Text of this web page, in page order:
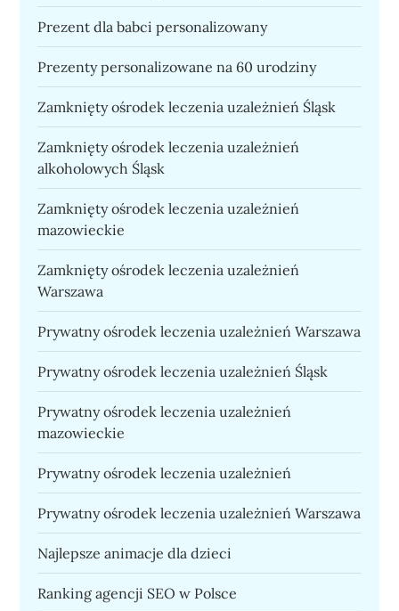
Prezent dla babci personalizowany
Prezenty personalizowane na 60 urodziny
Zamknięty ośrodek leczenia uzależnień Śląsk
Zamknięty ośrodek leczenia uzależnień
alkoholowych Śląsk
Zamknięty ośrodek leczenia uzależnień
mazowieckie
Zamknięty ośrodek leczenia uzależnień
Warszawa
Prywatny ośrodek leczenia uzależnień Warszawa
Prywatny ośrodek leczenia uzależnień Śląsk
Prywatny ośrodek leczenia uzależnień
mazowieckie
Prywatny ośrodek leczenia uzależnień
Prywatny ośrodek leczenia uzależnień Warszawa
Najlepsze animacje dla dzieci
Ranking agencji SEO w Polsce